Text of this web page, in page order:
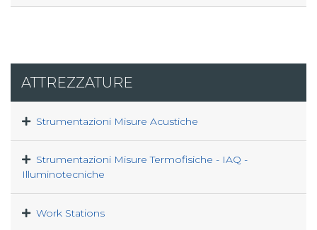
ATTREZZATURE
Strumentazioni Misure Acustiche
Strumentazioni Misure Termofisiche - IAQ -
Illuminotecniche
Work Stations